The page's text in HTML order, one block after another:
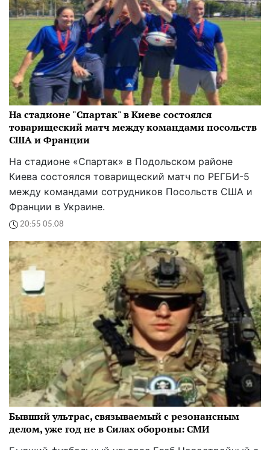
На стадионе "Спартак" в Киеве состоялся
товарищеский матч между командами посольств
США и Франции
На стадионе «Спартак» в Подольском районе
Киева состоялся товарищеский матч по РЕГБИ-5
между командами сотрудников Посольств США и
Франции в Украине.
20:55 05.08
Бывший ультрас, связываемый с резонансным
делом, уже год не в Силах обороны: СМИ